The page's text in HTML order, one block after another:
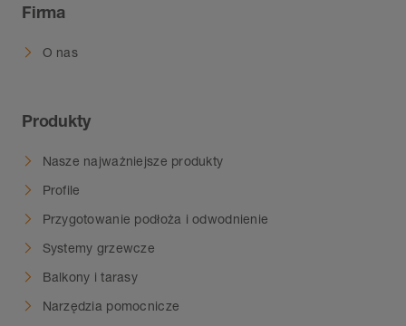
Firma
O nas
Produkty
Nasze najważniejsze produkty
Profile
Przygotowanie podłoża i odwodnienie
Systemy grzewcze
Balkony i tarasy
Narzędzia pomocnicze